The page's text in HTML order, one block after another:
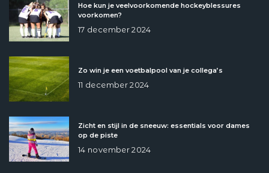
Hoe kun je veelvoorkomende hockeyblessures
voorkomen?
17 december 2024
Zo win je een voetbalpool van je collega’s
11 december 2024
Zicht en stijl in de sneeuw: essentials voor dames
op de piste
14 november 2024